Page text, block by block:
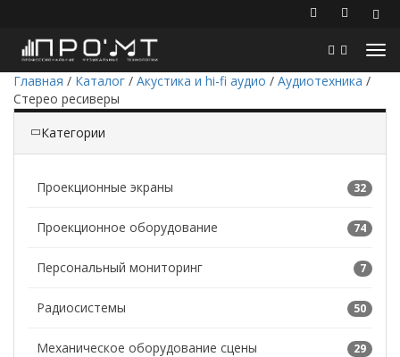
Главная / Каталог / Акустика и hi-fi аудио / Аудиотехника /
Стерео ресиверы
Категории
Проекционные экраны 32
Проекционное оборудование 74
Персональный мониторинг 7
Радиосистемы 50
Механическое оборудование сцены 29